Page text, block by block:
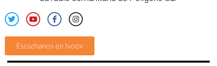
Escúchanos en Ivoox